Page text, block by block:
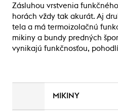
Zásluhou vrstvenia
horách vždy tak akurát. Aj
tela a má termoizolačnú
mikiny a bundy predných
vynikajú funkčnosťou,
MIKINY